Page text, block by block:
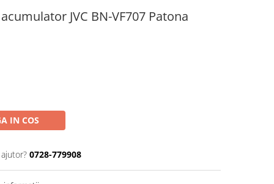
JVC BN-VF707 Patona
IN COS
0728-779908